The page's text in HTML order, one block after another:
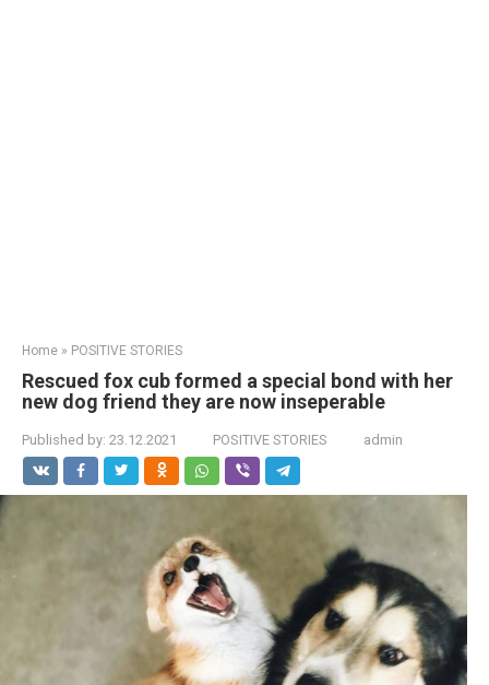
Home » POSITIVE STORIES
Rescued fox cub formed a special bond with her
new dog friend they are now inseperable
Published by: 23.12.2021 POSITIVE STORIES admin